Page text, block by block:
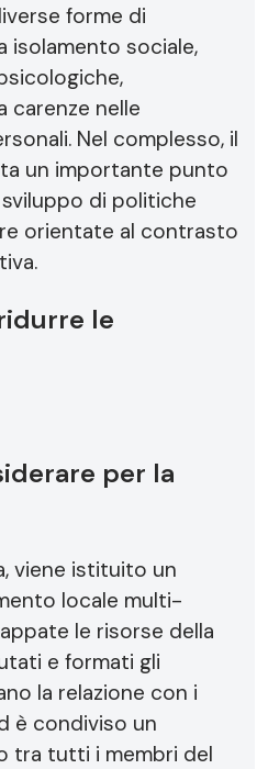
forme di
isolamento sociale,
carenze nelle
Nel complesso, il
un importante punto
di politiche
orientate al contrasto
le
per la
viene istituito un
locale multi-
le risorse della
e formati gli
la relazione con i
è condiviso un
tra tutti i membri del